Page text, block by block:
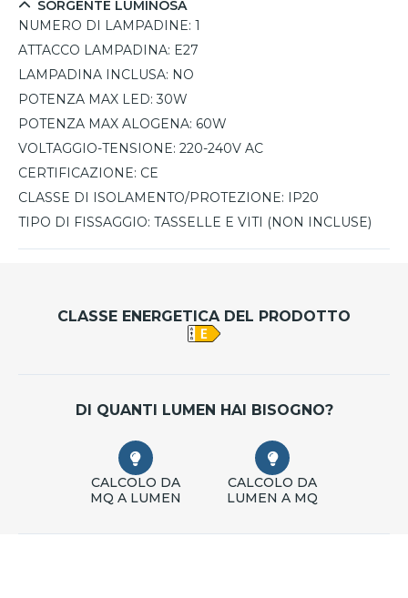
SORGENTE LUMINOSA
NUMERO DI LAMPADINE: 1
ATTACCO LAMPADINA: E27
LAMPADINA INCLUSA: NO
POTENZA MAX LED: 30W
POTENZA MAX ALOGENA: 60W
VOLTAGGIO-TENSIONE: 220-240V AC
CERTIFICAZIONE: CE
CLASSE DI ISOLAMENTO/PROTEZIONE:
IP20
TIPO DI FISSAGGIO: TASSELLE E VITI (NON INCLUSE)
CLASSE ENERGETICA DEL PRODOTTO
DI QUANTI LUMEN HAI BISOGNO?
CALCOLO DA
MQ A LUMEN
CALCOLO DA
LUMEN A MQ